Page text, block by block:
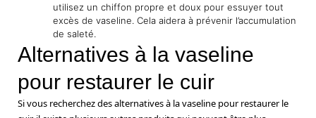
utilisez un chiffon propre et doux pour essuyer tout
excès de vaseline. Cela aidera à prévenir l’accumulation
de saleté.
Alternatives à la vaseline
pour restaurer le cuir
Si vous recherchez des alternatives à la vaseline pour restaurer le